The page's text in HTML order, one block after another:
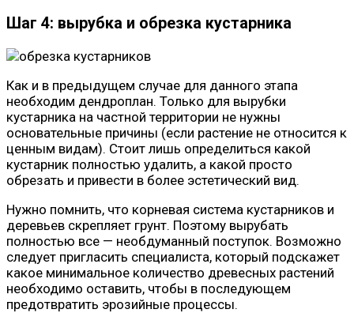
Шаг 4: вырубка и обрезка кустарника
Как и в предыдущем случае для данного этапа
необходим дендроплан. Только для вырубки
кустарника на частной территории не нужны
основательные причины (если растение не относится к
ценным видам). Стоит лишь определиться какой
кустарник полностью удалить, а какой просто
обрезать и привести в более эстетический вид.
Нужно помнить, что корневая система кустарников и
деревьев скрепляет грунт. Поэтому вырубать
полностью все — необдуманный поступок. Возможно
следует пригласить специалиста, который подскажет
какое минимальное количество древесных растений
необходимо оставить, чтобы в последующем
предотвратить эрозийные процессы.